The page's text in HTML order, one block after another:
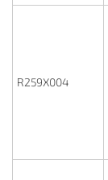
R259X004